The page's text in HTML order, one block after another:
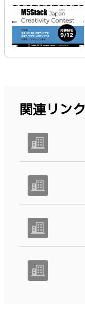
関連リンク